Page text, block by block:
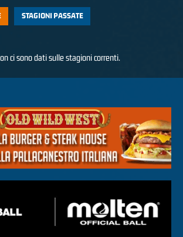
STAGIONI PASSATE
ci sono dati sulle stagioni correnti.